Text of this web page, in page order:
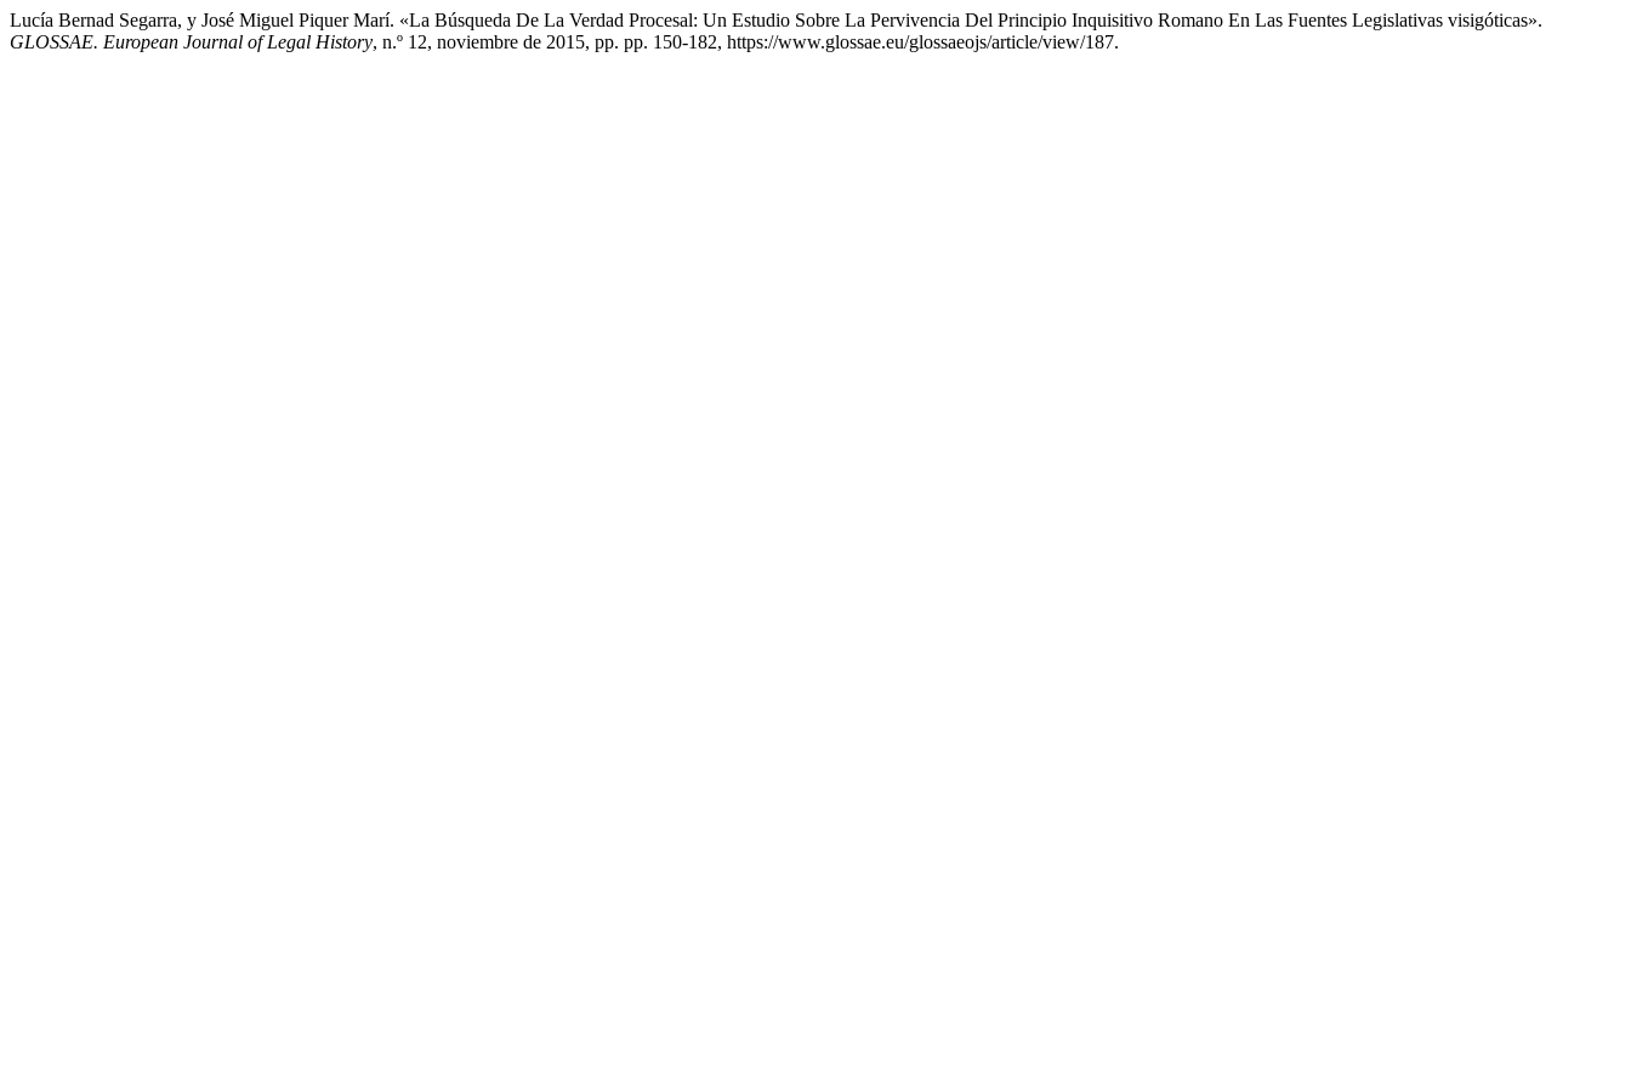
Lucía Bernad Segarra, y José Miguel Piquer Marí. «La Búsqueda De La Verdad Procesal: Un Estudio Sobre La Pervivencia Del Principio Inquisitivo Romano En Las Fuentes Legislativas visigóticas».
GLOSSAE. European Journal of Legal History, n.º 12, noviembre de 2015, pp. pp. 150-182, https://www.glossae.eu/glossaeojs/article/view/187.